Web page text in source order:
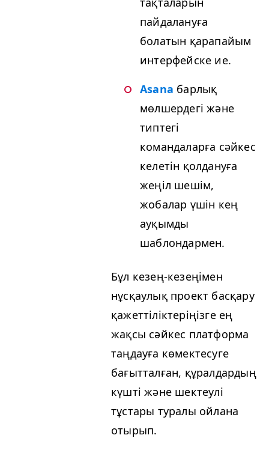
пайдалануға
болатын қарапайым
интерфейске ие.
Asana барлық
мөлшердегі және
типтегі
командаларға сәйкес
келетін қолдануға
жеңіл шешім,
жобалар үшін кең
ауқымды
шаблондармен.
Бұл кезең-кезеңімен
нұсқаулық проект басқару
қажеттіліктеріңізге ең
жақсы сәйкес платформа
таңдауға көмектесуге
бағытталған, құралдардың
күшті және шектеулі
тұстары туралы ойлана
отырып.